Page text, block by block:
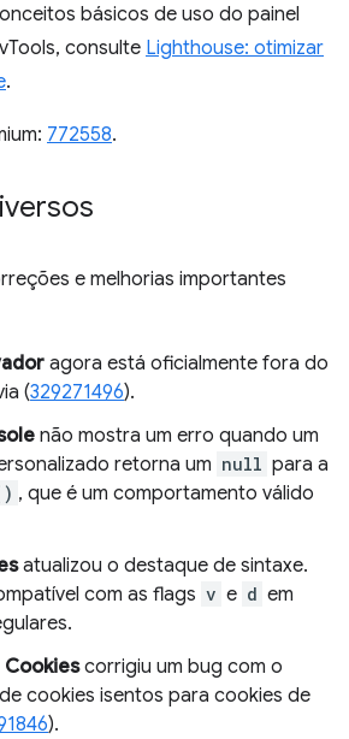
básicos de uso do painel
consulte Lighthouse: otimizar
.
772558.
e melhorias importantes
agora está oficialmente fora do
(329271496).
não mostra um erro quando um
retorna um null para a
, que é um comportamento válido
atualizou o destaque de sintaxe.
com as flags v e d em
Cookiescorrigiu um bug com o
cookies isentos para cookies de
).